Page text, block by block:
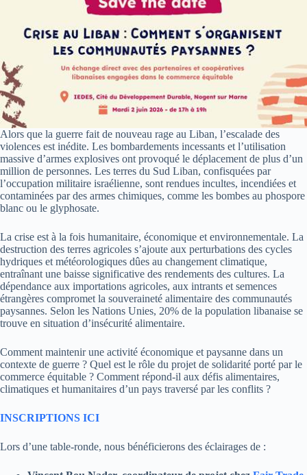
Alors que la guerre fait de nouveau rage au Liban, l’escalade des
violences est inédite. Les bombardements incessants et l’utilisation
massive d’armes explosives ont provoqué le déplacement de plus d’un
million de personnes. Les terres du Sud Liban, confisquées par
l’occupation militaire israélienne, sont rendues incultes, incendiées et
contaminées par des armes chimiques, comme les bombes au phospore
blanc ou le glyphosate.
La crise est à la fois humanitaire, économique et environnementale. La
destruction des terres agricoles s’ajoute aux perturbations des cycles
hydriques et météorologiques dûes au changement climatique,
entraînant une baisse significative des rendements des cultures. La
dépendance aux importations agricoles, aux intrants et semences
étrangères compromet la souveraineté alimentaire des communautés
paysannes. Selon les Nations Unies, 20% de la population libanaise se
trouve en situation d’insécurité alimentaire.
Comment maintenir une activité économique et paysanne dans un
contexte de guerre ? Quel est le rôle du projet de solidarité porté par le
commerce équitable ? Comment répond-il aux défis alimentaires,
climatiques et humanitaires d’un pays traversé par les conflits ?
INSCRIPTIONS ICI
Lors d’une table-ronde, nous bénéficierons des éclairages de :